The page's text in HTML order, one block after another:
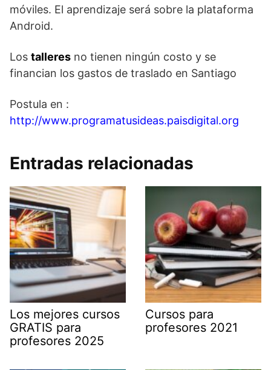
móviles. El aprendizaje será sobre la plataforma
Android.
Los talleres no tienen ningún costo y se
financian los gastos de traslado en Santiago
Postula en :
http://www.programatusideas.paisdigital.org
Entradas relacionadas
Los mejores cursos
GRATIS para
profesores 2025
Cursos para
profesores 2021